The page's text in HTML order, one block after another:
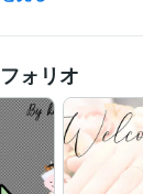
ォリオ